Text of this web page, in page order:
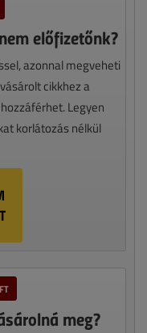
előfizetőnk?
azonnal megveheti
cikkhez a
Legyen
korlátozás nélkül
meg?